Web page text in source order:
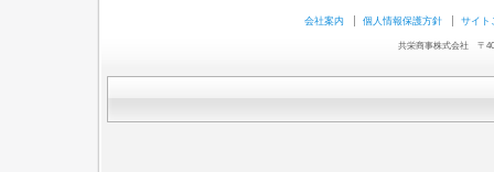
会社案内 個人情報保護方針 サイト
共栄商事株式会社 〒